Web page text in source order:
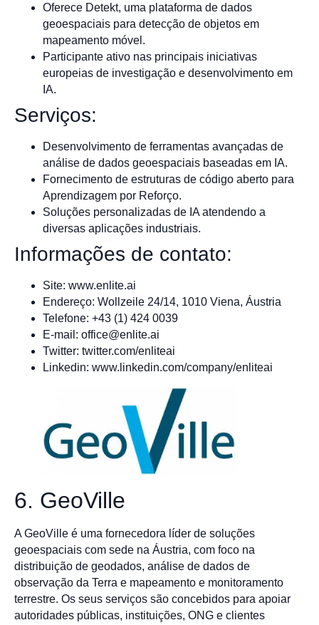
Oferece Detekt, uma plataforma de dados
geoespaciais para detecção de objetos em
mapeamento móvel.
Participante ativo nas principais iniciativas
europeias de investigação e desenvolvimento em
IA.
Serviços:
Desenvolvimento de ferramentas avançadas de
análise de dados geoespaciais baseadas em IA.
Fornecimento de estruturas de código aberto para
Aprendizagem por Reforço.
Soluções personalizadas de IA atendendo a
diversas aplicações industriais.
Informações de contato:
Site: www.enlite.ai
Endereço: Wollzeile 24/14, 1010 Viena, Áustria
Telefone: +43 (1) 424 0039
E-mail: office@enlite.ai
Twitter: twitter.com/enliteai
Linkedin: www.linkedin.com/company/enliteai
6. GeoVille
A GeoVille é uma fornecedora líder de soluções
geoespaciais com sede na Áustria, com foco na
distribuição de geodados, análise de dados de
observação da Terra e mapeamento e monitoramento
terrestre. Os seus serviços são concebidos para apoiar
autoridades públicas, instituições, ONG e clientes